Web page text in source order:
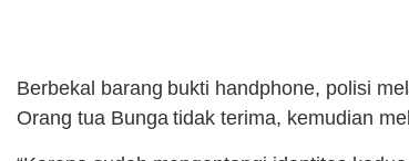
Berbekal barang bukti handphone, polisi
Orang tua Bunga tidak terima, kemudian